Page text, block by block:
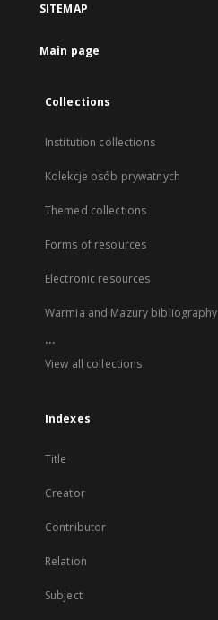
SITEMAP
Main page
Collections
Institution collections
Kolekcje osób prywatnych
Themed collections
Forms of resources
Electronic resources
Warmia and Mazury bibliography
...
View all collections
Indexes
Title
Creator
Contributor
Relation
Subject